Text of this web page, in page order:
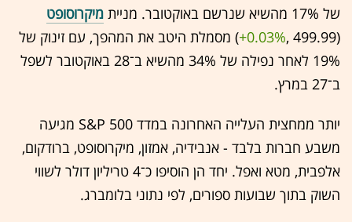
של 17% מהשיא שנרשם באוקטובר. מניית
מיקרוסופט
(499.99 ,‎
+0.03%‏) מסמלת היטב את המהפך, עם זינוק של
19% לאחר נפילה של 34% מהשיא ב־28 באוקטובר לשפל
ב־27 במרץ.
יותר ממחצית העלייה האחרונה במדד S&P 500 מגיעה
משבע חברות בלבד - אנבידיה, אמזון, מיקרוסופט, ברודקום,
אלפבית, מטא ואפל. יחד הן הוסיפו כ־4 טריליון דולר לשווי
השוק בתוך שבועות ספורים, לפי נתוני בלומברג.